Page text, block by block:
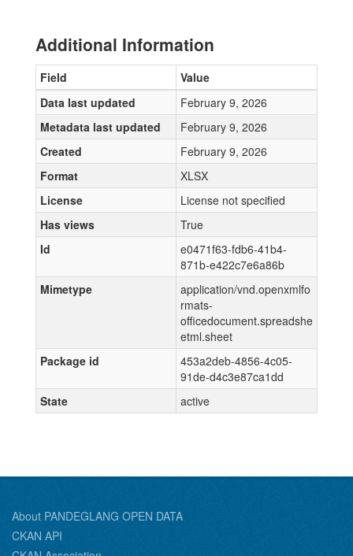
Additional Information
Field
Value
Data last updated
February 9, 2026
Metadata last updated
February 9, 2026
Created
February 9, 2026
Format
XLSX
License
License not specified
Has views
True
Id
e0471f63-fdb6-41b4-
871b-e422c7e6a86b
Mimetype
application/vnd.openxmlfo
rmats-
officedocument.spreadshe
etml.sheet
Package id
453a2deb-4856-4c05-
91de-d4c3e87ca1dd
State
active
About PANDEGLANG OPEN DATA
CKAN API